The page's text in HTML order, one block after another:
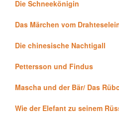
Die Schneekönigin
Das Märchen vom
Die chinesische Nachtigall
Pettersson und Findus
Mascha und der Bär/ Das
Wie der Elefant zu seinem